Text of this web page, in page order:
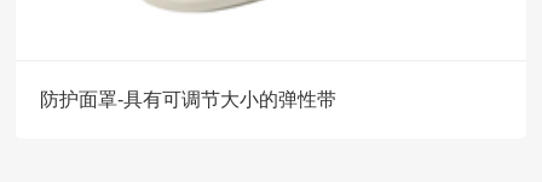
防护面罩-具有可调节大小的弹性带